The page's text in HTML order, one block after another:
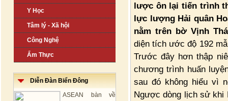
Y Học
Tâm lý - Xã hội
Công Nghệ
Ẩm Thực
Diễn Đàn Biển Đông
ASEAN bàn về
lược ôn lại tiến trình
lực lượng Hải quân
nằm trên bờ Vịnh
diện tích ước độ 192
Trước đây hơn thập
chương trình huấn
sau đó không hiểu vì
Ngược dòng lịch sử khi